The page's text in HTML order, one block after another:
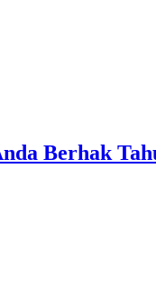
Berhak